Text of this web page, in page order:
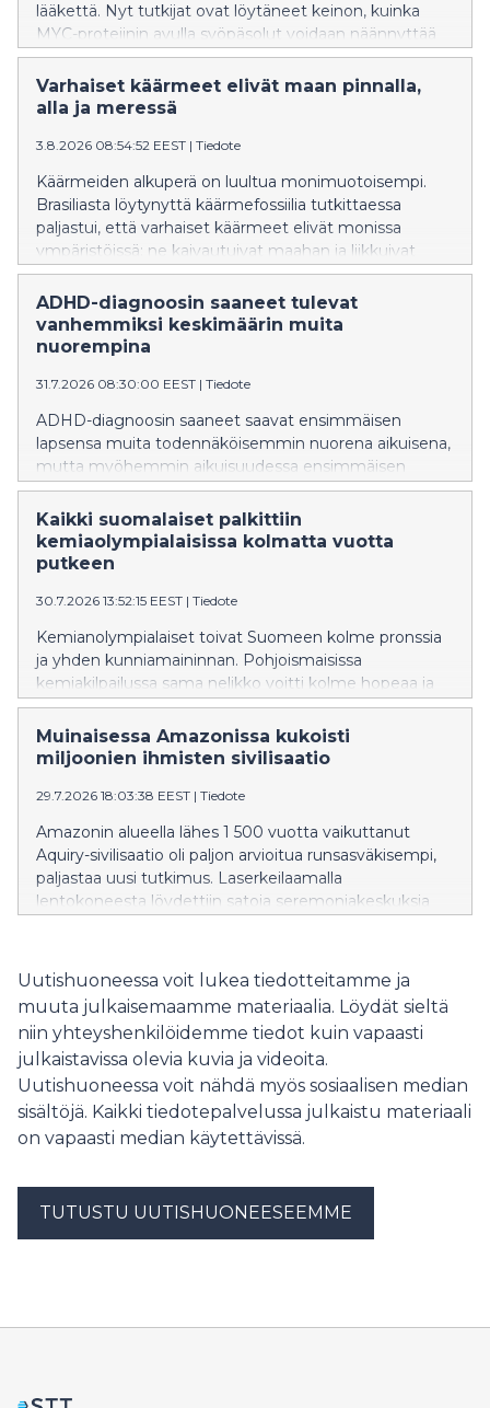
lääkettä. Nyt tutkijat ovat löytäneet keinon, kuinka
MYC-proteiinin avulla syöpäsolut voidaan näännyttää
nälkään.
Varhaiset käärmeet elivät maan pinnalla,
alla ja meressä
3.8.2026 08:54:52 EEST | Tiedote
Käärmeiden alkuperä on luultua monimuotoisempi.
Brasiliasta löytynyttä käärmefossiilia tutkittaessa
paljastui, että varhaiset käärmeet elivät monissa
ympäristöissä: ne kaivautuivat maahan ja liikkuivat
vedessä.
ADHD-diagnoosin saaneet tulevat
vanhemmiksi keskimäärin muita
nuorempina
31.7.2026 08:30:00 EEST | Tiedote
ADHD-diagnoosin saaneet saavat ensimmäisen
lapsensa muita todennäköisemmin nuorena aikuisena,
mutta myöhemmin aikuisuudessa ensimmäisen
lapsen saaminen on heillä muita
epätodennäköisempää. ADHD-diagnoosin saaneet
ovat yleensä muita useammin lapsettomia.
Kaikki suomalaiset palkittiin
kemiaolympialaisissa kolmatta vuotta
putkeen
30.7.2026 13:52:15 EEST | Tiedote
Kemianolympialaiset toivat Suomeen kolme pronssia
ja yhden kunniamaininnan. Pohjoismaisissa
kemiakilpailussa sama nelikko voitti kolme hopeaa ja
yhden pronssin.
Muinaisessa Amazonissa kukoisti
miljoonien ihmisten sivilisaatio
29.7.2026 18:03:38 EEST | Tiedote
Amazonin alueella lähes 1 500 vuotta vaikuttanut
Aquiry-sivilisaatio oli paljon arvioitua runsasväkisempi,
paljastaa uusi tutkimus. Laserkeilaamalla
lentokoneesta löydettiin satoja seremoniakeskuksia
Uutishuoneessa voit lukea tiedotteitamme ja
muuta julkaisemaamme materiaalia. Löydät sieltä
niin yhteyshenkilöidemme tiedot kuin vapaasti
julkaistavissa olevia kuvia ja videoita.
Uutishuoneessa voit nähdä myös sosiaalisen median
sisältöjä. Kaikki tiedotepalvelussa julkaistu materiaali
on vapaasti median käytettävissä.
TUTUSTU UUTISHUONEESEEMME